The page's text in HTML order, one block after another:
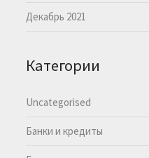
Декабрь 2021
Категории
Uncategorised
Банки и кредиты